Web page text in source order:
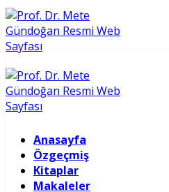
Anasayfa
Özgeçmiş
Kitaplar
Makaleler